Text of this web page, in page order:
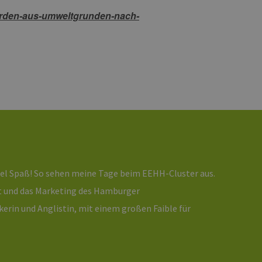
aus-umweltgrunden-nach-
Spaß! So sehen meine Tage beim EEHH-Cluster aus.
das Marketing des Hamburger
und Anglistin, mit einem großen Faible für